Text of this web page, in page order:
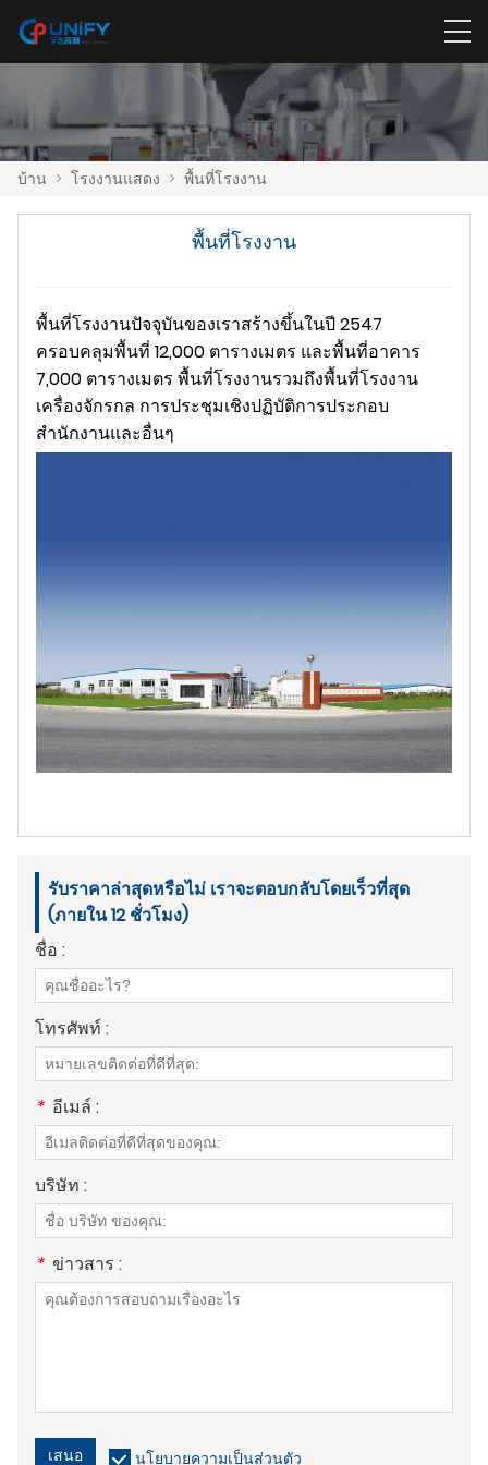
บ้าน > โรงงานแสดง > พื้นที่โรงงาน
พื้นที่โรงงาน
พื้นที่โรงงานปัจจุบันของเราสร้างขึ้นในปี 2547
ครอบคลุมพื้นที่ 12,000 ตารางเมตร และพื้นที่อาคาร
7,000 ตารางเมตร พื้นที่โรงงานรวมถึงพื้นที่โรงงาน
เครื่องจักรกล การประชุมเชิงปฏิบัติการประกอบ
สำนักงานและอื่นๆ
รับราคาล่าสุดหรือไม่ เราจะตอบกลับโดยเร็วที่สุด
(ภายใน 12 ชั่วโมง)
ชื่อ :
โทรศัพท์ :
* อีเมล์ :
บริษัท :
* ข่าวสาร :
เสนอ นโยบายความเป็นส่วนตัว